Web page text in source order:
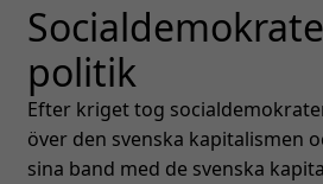
politik
Efter kriget tog
över den svenska kapitalismen
sina band med de svenska